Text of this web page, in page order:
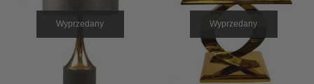
Wyprzedany Wyprzedany